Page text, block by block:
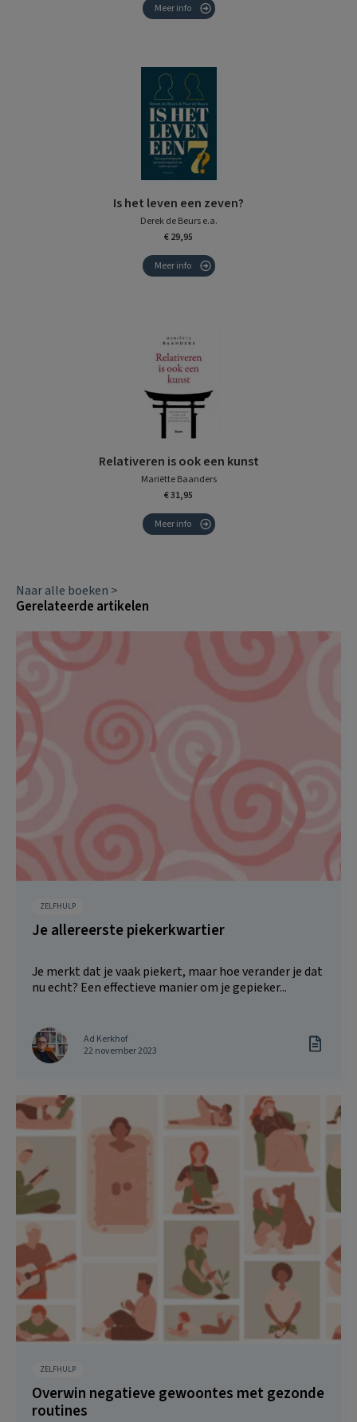
Meer info
Is het leven een zeven?
Derek de Beurs e.a.
€ 29,95
Meer info
Relativeren is ook een kunst
Mariëtte Baanders
€ 31,95
Meer info
Naar alle boeken >
Gerelateerde artikelen
ZELFHULP
Je allereerste piekerkwartier
Je merkt dat je vaak piekert, maar hoe verander je dat
nu echt? Een effectieve manier om je gepieker...
Ad Kerkhof
22 november 2023
ZELFHULP
Overwin negatieve gewoontes met gezonde
routines